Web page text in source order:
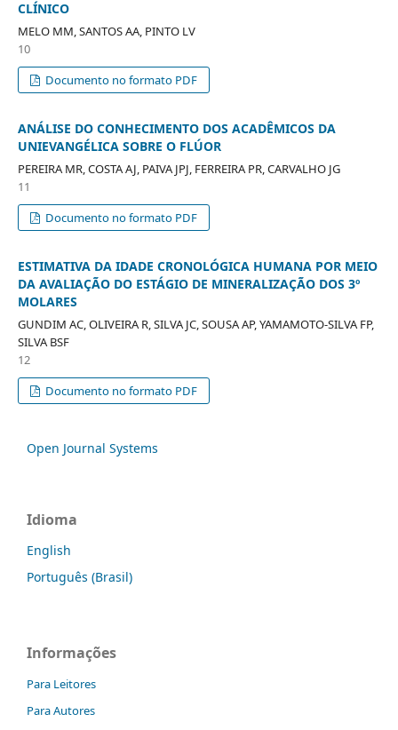
CLÍNICO
MELO MM, SANTOS AA, PINTO LV
10
Documento no formato PDF
ANÁLISE DO CONHECIMENTO DOS ACADÊMICOS DA
UNIEVANGÉLICA SOBRE O FLÚOR
PEREIRA MR, COSTA AJ, PAIVA JPJ, FERREIRA PR, CARVALHO JG
11
Documento no formato PDF
ESTIMATIVA DA IDADE CRONOLÓGICA HUMANA POR MEIO
DA AVALIAÇÃO DO ESTÁGIO DE MINERALIZAÇÃO DOS 3º
MOLARES
GUNDIM AC, OLIVEIRA R, SILVA JC, SOUSA AP, YAMAMOTO-SILVA FP,
SILVA BSF
12
Documento no formato PDF
Open Journal Systems
Idioma
English
Português (Brasil)
Informações
Para Leitores
Para Autores